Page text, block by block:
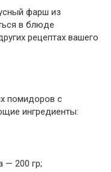
фарш из
в блюде
рецептах вашего
помидоров с
ингредиенты:
— 200 гр;